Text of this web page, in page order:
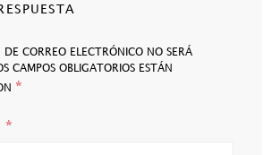
DE CORREO ELECTRÓNICO NO SERÁ
CAMPOS OBLIGATORIOS ESTÁN
*